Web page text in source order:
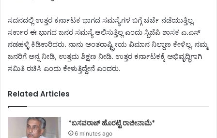
ಸದನದಲ್ಲಿ ಉತ್ತರ ಕರ್ನಾಟಕ ಭಾಗದ ಸಮಸ್ಯೆಗಳ ಬಗ್ಗೆ ಚರ್ಚೆ ನಡೆಯುತ್ತಿಲ್ಲ.
ಸರ್ಕಾರ ಈ ಭಾಗದ ಜನರ ಸಮಸ್ಯೆ ಆಲಿಸುತ್ತಿಲ್ಲ ಎಂದು ಸ್ಬಿಜೆಪಿ ಶಾಸಕ ಎ.ಎಸ್
ನಡಹಳ್ಳಿ ಕಿಡಿಕಾರಿದರು. ನಾನು ಅಂತರಾಷ್ಟ್ರೀಯ ವಿಮಾನ ನಿಲ್ದಾಣ ಕೇಳಿಲ್ಲ. ನಮ್ಮ
ಜನರಿಗೆ ಅನ್ನ ನೀಡಿ, ಉತ್ತಮ ಶಿಕ್ಷಣ ನೀಡಿ. ಉತ್ತರ ಕರ್ನಾಟಕಕ್ಕೆ ಅಭಿವೃದ್ಧಿಗಾಗಿ
ಸಮಿತಿ ರಚಿಸಿ ಎಂದು ಕೇಳುತ್ತಿದ್ದೇನೆ ಎಂದರು.
Related Articles
*ಬಸವರಾಜ್ ಹೊರಟ್ಟಿ ರಾಜೀನಾಮೆ*
6 minutes ago